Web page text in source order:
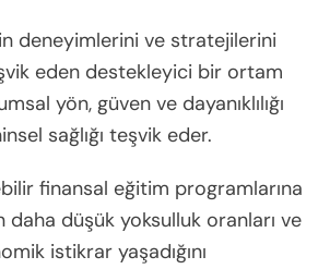
öğrenicilerin geçmişleri ile
artırır. Etkileşim, aktif katılımı
ve bilgiyi derinleştirir. Bu
bir finansal eğitim deneyimine
Toplum Refahını Nasıl